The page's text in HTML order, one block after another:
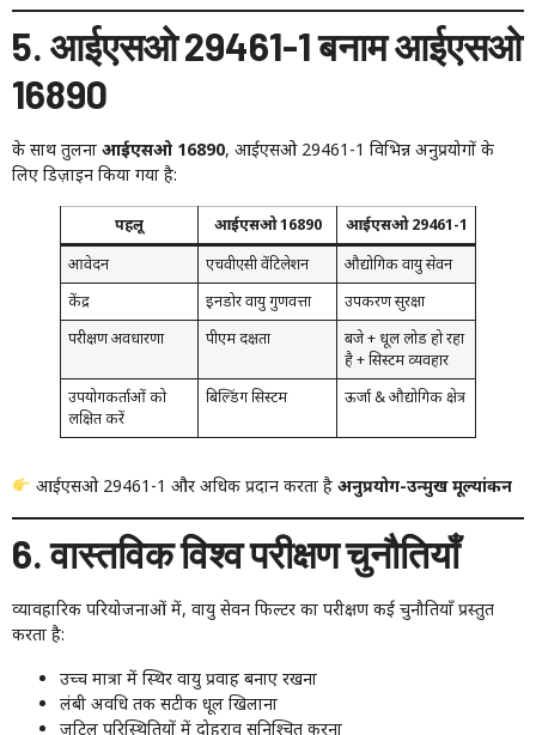
5. आईएसओ 29461-1 बनाम आईएसओ
16890
के साथ तुलना आईएसओ 16890, आईएसओ 29461-1 विभिन्न अनुप्रयोगों के
लिए डिज़ाइन किया गया है:
पहलू आईएसओ 16890
आईएसओ 29461-1
आवेदन
एचवीएसी वेंटिलेशन
औद्योगिक वायु सेवन
केंद्र
इनडोर वायु गुणवत्ता
उपकरण सुरक्षा
परीक्षण अवधारणा
पीएम दक्षता
बजे + धूल लोड हो रहा
है + सिस्टम व्यवहार
उपयोगकर्ताओं को
लक्षित करें
बिल्डिंग सिस्टम ऊर्जा & औद्योगिक क्षेत्र
आईएसओ 29461-1 और अधिक प्रदान करता है अनुप्रयोग-उन्मुख मूल्यांकन
6. वास्तविक विश्व परीक्षण चुनौतियाँ
व्यावहारिक परियोजनाओं में, वायु सेवन फिल्टर का परीक्षण कई चुनौतियाँ प्रस्तुत
करता है:
उच्च मात्रा में स्थिर वायु प्रवाह बनाए रखना
लंबी अवधि तक सटीक धूल खिलाना
जटिल परिस्थितियों में दोहराव सुनिश्चित करना